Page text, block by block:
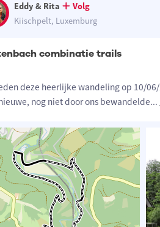
Eddy & Rita
Volg
Kiischpelt, Luxemburg
combinatie trails
deze heerlijke wandeling op 10/
nog niet door ons bewandelde...